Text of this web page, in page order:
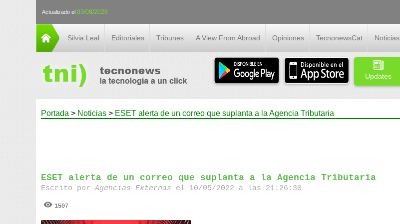
Actualizado el 03/08/2026
Silvia Leal Editoriales Tribunes A View From Abroad Opiniones TecnonewsCat Noticias
Updates
Portada > Noticias > ESET alerta de un correo que suplanta a la Agencia Tributaria
ESET alerta de un correo que suplanta a la Agencia Tributaria
Escrito porAgencias Externas el 10/05/2022 a las 21:26:30
1507